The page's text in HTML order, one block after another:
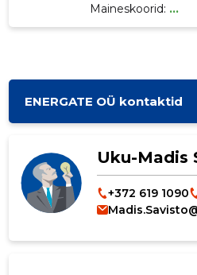
Maineskoorid: ...
ENERGATE OÜ kontaktid
Uku-Madis
+372 619 1090